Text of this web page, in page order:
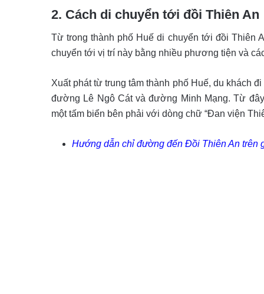
2. Cách di chuyển tới đồi Thiên An
Từ trong thành phố Huế di chuyển tới đồi Thiên
chuyển tới vị trí này bằng nhiều phương tiện và
Xuất phát từ trung tâm thành phố Huế, du khách
đường Lê Ngô Cát và đường Minh Mạng. Từ
một tấm biển bên phải với dòng chữ “Đan viện
Hướng dẫn chỉ đường đến Đồi Thiên An trên